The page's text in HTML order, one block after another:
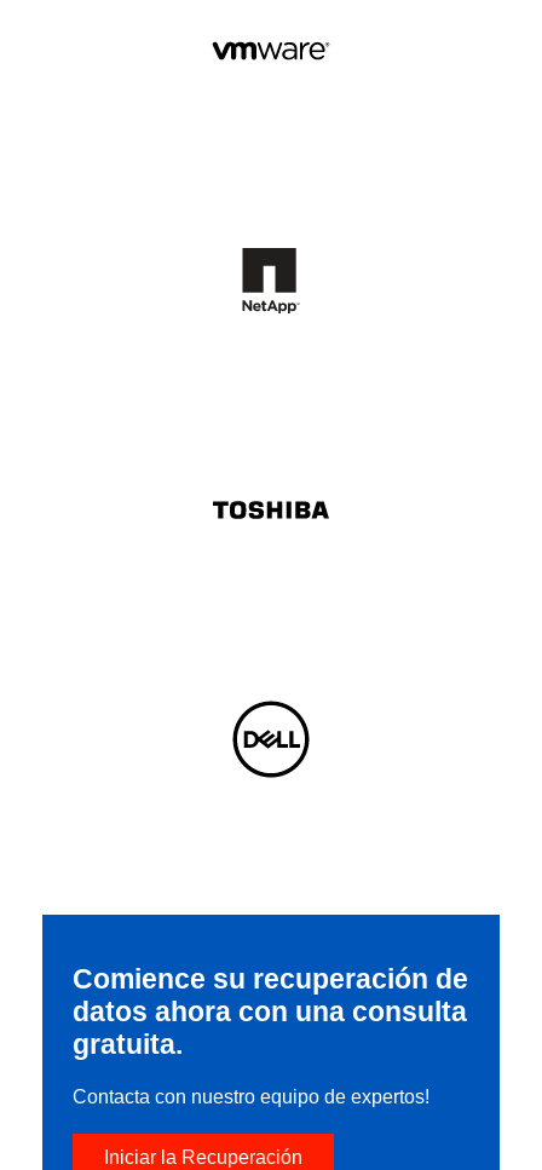
Comience su recuperación de
datos ahora con una consulta
gratuita.
Contacta con nuestro equipo de expertos!
Iniciar la Recuperación